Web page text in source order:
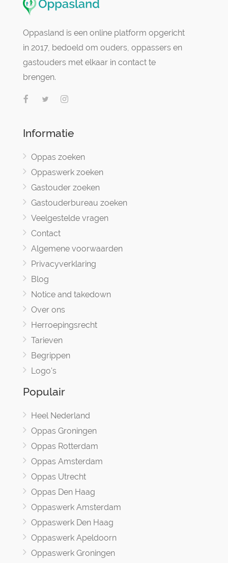
Oppasland is een online platform opgericht
in 2017, bedoeld om ouders, oppassers en
gastouders met elkaar in contact te
brengen.
Informatie
Oppas zoeken
Oppaswerk zoeken
Gastouder zoeken
Gastouderbureau zoeken
Veelgestelde vragen
Contact
Algemene voorwaarden
Privacyverklaring
Blog
Notice and takedown
Over ons
Herroepingsrecht
Tarieven
Begrippen
Logo's
Populair
Heel Nederland
Oppas Groningen
Oppas Rotterdam
Oppas Amsterdam
Oppas Utrecht
Oppas Den Haag
Oppaswerk Amsterdam
Oppaswerk Den Haag
Oppaswerk Apeldoorn
Oppaswerk Groningen